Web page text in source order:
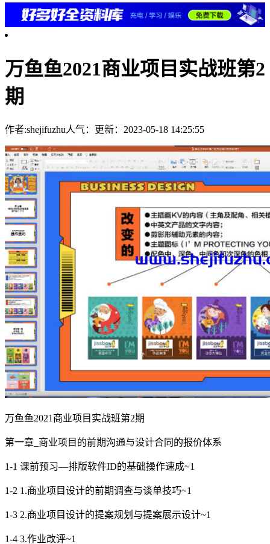
万鱼鱼2021商业项目实战班第2
期
作者:shejifuzhu人气： 更新：2023-05-18 14:25:55
万鱼鱼2021商业项目实战班第2期
第一章_商业项目的前期沟通与设计合同的报价体系
1-1 课前预习—排版软件ID的基础操作速成~1
1-2 1.商业项目设计的前期调查与谈单技巧~1
1-3 2.商业项目设计的提案规划与提案展示设计~1
1-4 3.作业改评~1